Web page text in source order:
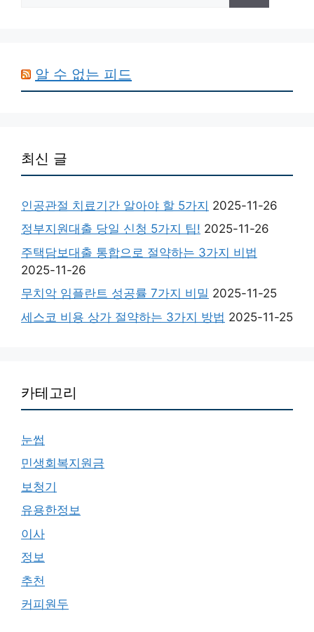
알 수 없는 피드
최신 글
인공관절 치료기간 알아야 할 5가지 2025-11-26
정부지원대출 당일 신청 5가지 팁! 2025-11-26
주택담보대출 통합으로 절약하는 3가지 비법
2025-11-26
무치악 임플란트 성공률 7가지 비밀 2025-11-25
세스코 비용 상가 절약하는 3가지 방법 2025-11-25
카테고리
눈썹
민생회복지원금
보청기
유용한정보
이사
정보
추천
커피원두